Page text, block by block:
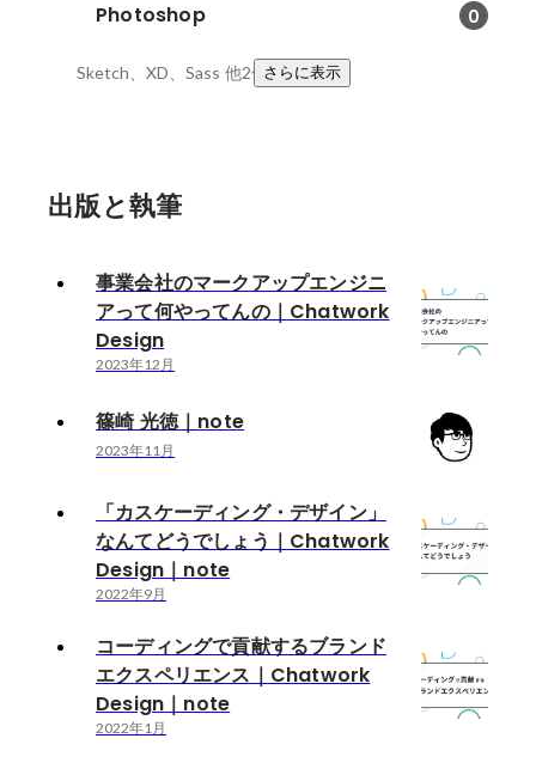
Photoshop 0
Sketch、XD、Sass 他2件さらに表示
出版と執筆
事業会社のマークアップエンジニ
アって何やってんの｜Chatwork
Design
2023年12月
篠崎 光徳｜note
2023年11月
「カスケーディング・デザイン」
なんてどうでしょう｜Chatwork
Design｜note
2022年9月
コーディングで貢献するブランド
エクスペリエンス｜Chatwork
Design｜note
2022年1月